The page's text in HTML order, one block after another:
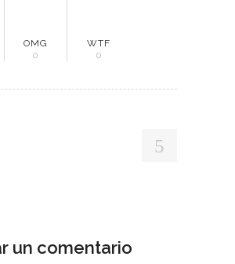
OMG
0
WTF
0
un comentario